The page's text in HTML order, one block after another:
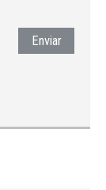
Enviar